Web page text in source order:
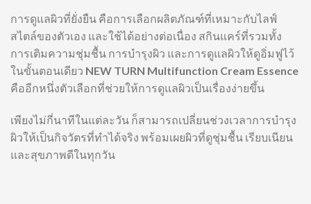
การดูแลผิวที่ยั่งยืน คือการเลือกผลิตภัณฑ์ที่เหมาะกับไลฟ์
สไตล์ของตัวเอง และใช้ได้อย่างต่อเนื่อง สกินแคร์ที่รวมทั้ง
การเติมความชุ่มชื้น การบำรุงผิว และการดูแลผิวให้ดูอิ่มฟูไว้
ในขั้นตอนเดียว NEW TURN Multifunction Cream Essence
คืออีกหนึ่งตัวเลือกที่ช่วยให้การดูแลผิวเป็นเรื่องง่ายขึ้น
เพียงไม่กี่นาทีในแต่ละวัน ก็สามารถเปลี่ยนช่วงเวลาการบำรุง
ผิวให้เป็นกิจวัตรที่ทำได้จริง พร้อมเผยผิวที่ดูชุ่มชื้น เรียบเนียน
และสุขภาพดีในทุกวัน